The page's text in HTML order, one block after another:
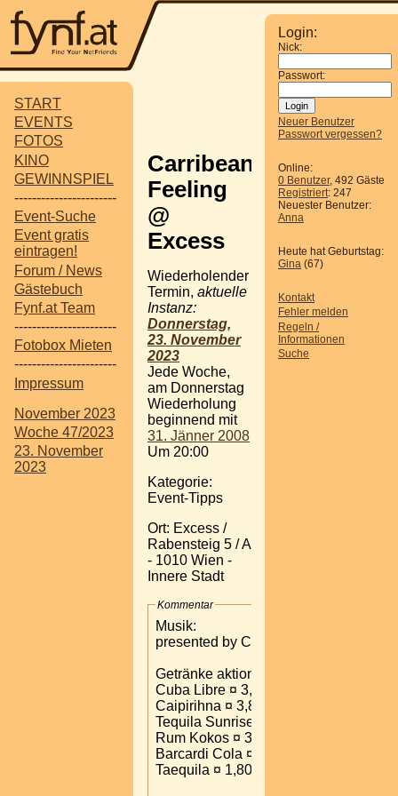
START
EVENTS
FOTOS
KINO
GEWINNSPIEL
-----------------------
Event-Suche
Event gratis
eintragen!
Forum / News
Gästebuch
Fynf.at Team
-----------------------
Fotobox Mieten
-----------------------
Impressum
November 2023
Woche 47/2023
23. November
2023
Login:
Nick:
Passwort:
Neuer Benutzer
Passwort vergessen?
Online:
0 Benutzer, 492 Gäste
Registriert: 247
Neuester Benutzer:
Anna
Heute hat Geburtstag:
Gina (67)
Kontakt
Fehler melden
Regeln /
Informationen
Suche
Carribean
Feeling
@
Excess
Wiederholender
Termin, aktuelle
Instanz:
Donnerstag,
23. November
2023
Jede Woche,
am Donnerstag
Wiederholung
beginnend mit
31. Jänner 2008
Um 20:00
Kategorie:
Event-Tipps
Ort: Excess /
Rabensteig 5 / A
- 1010 Wien -
Innere Stadt
Kommentar
Musik:
presented by Columbian Dj Hernan
Getränke aktione:
Cuba Libre ¤ 3,80
Caipirihna ¤ 3,80
Tequila Sunrise ¤ 3,80
Rum Kokos ¤ 3,20
Barcardi Cola ¤ 3,20
Taequila ¤ 1,80